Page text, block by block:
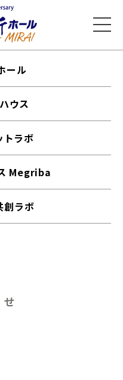
ール
ウス
トラボ
Megriba
創ラボ